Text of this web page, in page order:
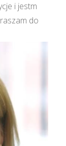
i jestm
do